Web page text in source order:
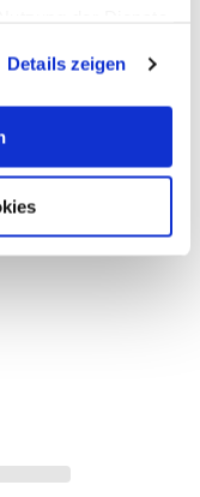
Details zeigen